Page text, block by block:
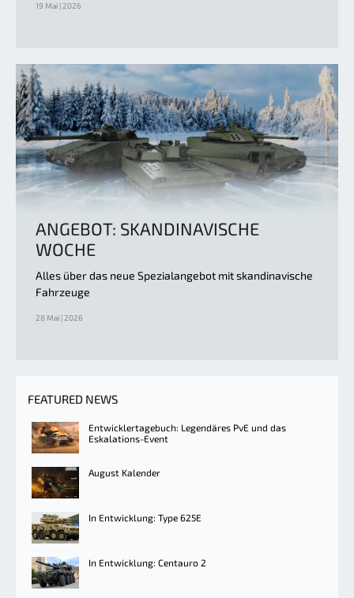
19 Mai | 2026
ANGEBOT: SKANDINAVISCHE
WOCHE
Alles über das neue Spezialangebot mit skandinavische
Fahrzeuge
28 Mai | 2026
FEATURED NEWS
Entwicklertagebuch: Legendäres PvE und das
Eskalations-Event
August Kalender
In Entwicklung: Type 625E
In Entwicklung: Centauro 2